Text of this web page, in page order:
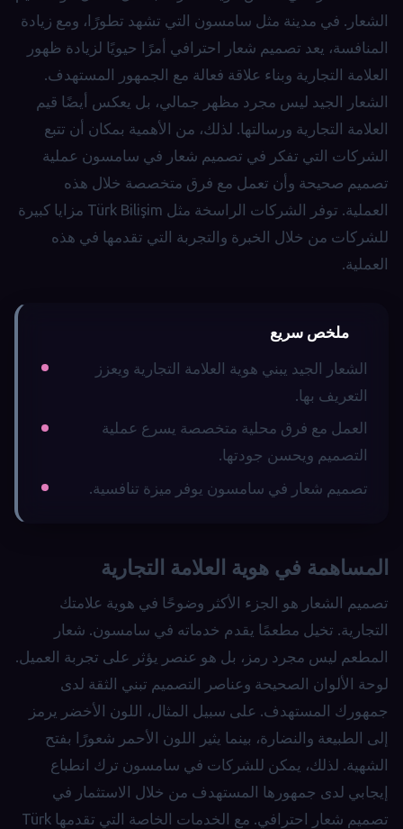
الشعار. في مدينة مثل سامسون التي تشهد تطورًا، ومع زيادة
المنافسة، يعد تصميم شعار احترافي أمرًا حيويًا لزيادة ظهور
العلامة التجارية وبناء علاقة فعالة مع الجمهور المستهدف.
الشعار الجيد ليس مجرد مظهر جمالي، بل يعكس أيضًا قيم
العلامة التجارية ورسالتها. لذلك، من الأهمية بمكان أن تتبع
الشركات التي تفكر في تصميم شعار في سامسون عملية
تصميم صحيحة وأن تعمل مع فرق متخصصة خلال هذه
العملية. توفر الشركات الراسخة مثل Türk Bilişim مزايا كبيرة
للشركات من خلال الخبرة والتجربة التي تقدمها في هذه
العملية.
ملخص سريع
الشعار الجيد يبني هوية العلامة التجارية ويعزز
التعريف بها.
العمل مع فرق محلية متخصصة يسرع عملية
التصميم ويحسن جودتها.
تصميم شعار في سامسون يوفر ميزة تنافسية.
المساهمة في هوية العلامة التجارية
تصميم الشعار هو الجزء الأكثر وضوحًا في هوية علامتك
التجارية. تخيل مطعمًا يقدم خدماته في سامسون. شعار
المطعم ليس مجرد رمز، بل هو عنصر يؤثر على تجربة العميل.
لوحة الألوان الصحيحة وعناصر التصميم تبني الثقة لدى
جمهورك المستهدف. على سبيل المثال، اللون الأخضر يرمز
إلى الطبيعة والنضارة، بينما يثير اللون الأحمر شعورًا بفتح
الشهية. لذلك، يمكن للشركات في سامسون ترك انطباع
إيجابي لدى جمهورها المستهدف من خلال الاستثمار في
تصميم شعار احترافي. مع الخدمات الخاصة التي تقدمها Türk